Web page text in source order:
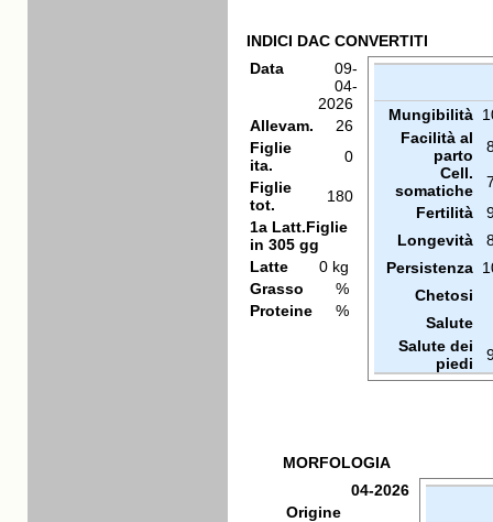
INDICI DAC CONVERTITI
Data
09-
04-
2026
Allevam.
26
Figlie
ita.
0
Figlie
tot.
180
1a Latt.Figlie
in 305 gg
Latte
0 kg
Grasso
%
Proteine
%
Mungibilità
Facilità al
parto
Cell.
somatiche
Fertilità
Longevità
Persistenza
Chetosi
Salute
Salute dei
piedi
MORFOLOGIA
04-2026
Origine